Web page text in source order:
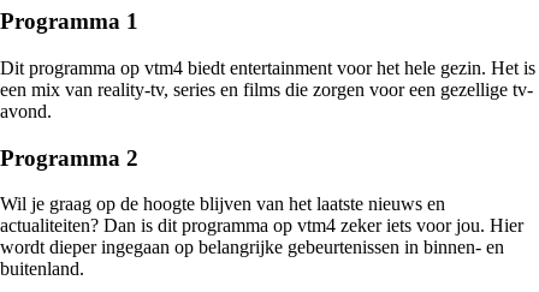
Programma 1
Dit programma op vtm4 biedt entertainment voor het hele gezin. Het is
een mix van reality-tv, series en films die zorgen voor een gezellige tv-
avond.
Programma 2
Wil je graag op de hoogte blijven van het laatste nieuws en
actualiteiten? Dan is dit programma op vtm4 zeker iets voor jou. Hier
wordt dieper ingegaan op belangrijke gebeurtenissen in binnen- en
buitenland.